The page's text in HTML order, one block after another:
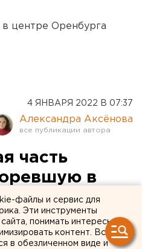
центре Оренбурга
4 ЯНВАРЯ 2022 В 07:37
Александра Аксёнова
часть
в
Покровке
файлы и сервис для
Эти инструменты
понимать интересы
контент. Вся
в обезличенном виде и